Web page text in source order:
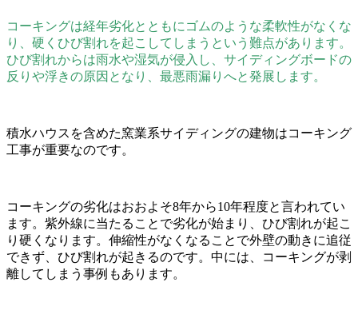
コーキングは経年劣化とともにゴムのような柔軟性がなくな
り、硬くひび割れを起こしてしまうという難点があります。
ひび割れからは雨水や湿気が侵入し、サイディングボードの
反りや浮きの原因となり、最悪雨漏りへと発展します。
積水ハウスを含めた窯業系サイディングの建物はコーキング
工事が重要なのです。
コーキングの劣化はおおよそ8年から10年程度と言われてい
ます。紫外線に当たることで劣化が始まり、ひび割れが起こ
り硬くなります。伸縮性がなくなることで外壁の動きに追従
できず、ひび割れが起きるのです。中には、コーキングが剥
離してしまう事例もあります。